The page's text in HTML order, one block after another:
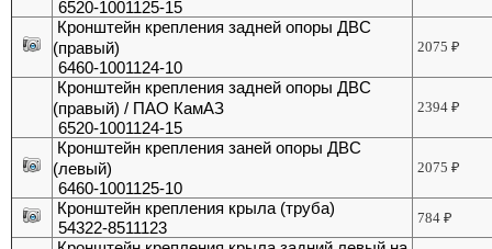
6520-1001125-15
Кронштейн крепления задней опоры ДВС
(правый)
6460-1001124-10
2075₽
Кронштейн крепления задней опоры ДВС
(правый) / ПАО КамАЗ
6520-1001124-15
2394₽
Кронштейн крепления заней опоры ДВС
(левый)
6460-1001125-10
2075₽
Кронштейн крепления крыла (труба)
54322-8511123
784₽